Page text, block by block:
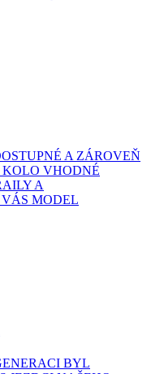
A ZÁROVEŇ
VHODNÉ
A
VÁS MODEL
BYL